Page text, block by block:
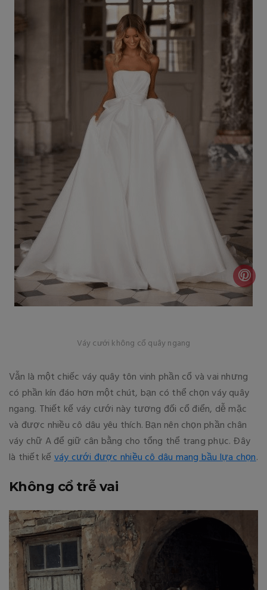
Váy cưới không cổ quây ngang
Vẫn là một chiếc váy quây tôn vinh phần cổ và vai nhưng
có phần kín đáo hơn một chút, bạn có thể chọn váy quây
ngang. Thiết kế váy cưới này tương đối cổ điển, dễ mặc
và được nhiều cô dâu yêu thích. Bạn nên chọn phần chân
váy chữ A để giữ cân bằng cho tổng thể trang phục. Đây
là thiết kếváy cưới được nhiều cô dâu mang bầu lựa chọn.
Không cổ trễ vai